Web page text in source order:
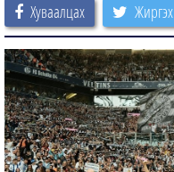
Хуваалцах Жиргэх